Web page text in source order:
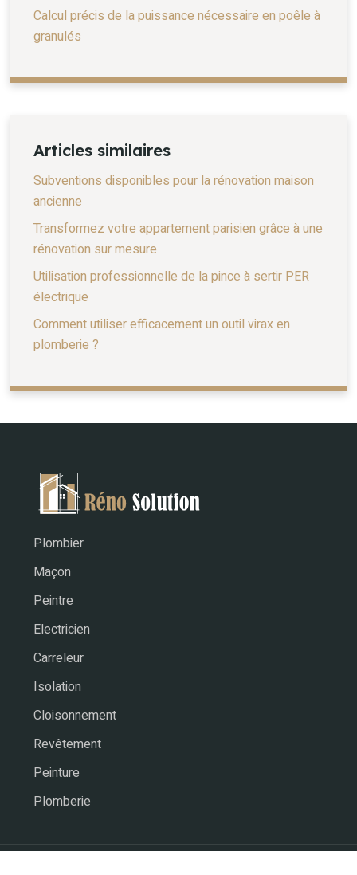
Calcul précis de la puissance nécessaire en poêle à
granulés
Articles similaires
Subventions disponibles pour la rénovation maison
ancienne
Transformez votre appartement parisien grâce à une
rénovation sur mesure
Utilisation professionnelle de la pince à sertir PER
électrique
Comment utiliser efficacement un outil virax en
plomberie ?
Plombier
Maçon
Peintre
Electricien
Carreleur
Isolation
Cloisonnement
Revêtement
Peinture
Plomberie